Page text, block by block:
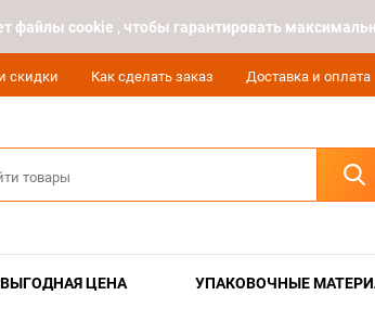
файлы cookie , чтобы гарантировать
скидки Как сделать заказ Доставка и оплата
ВЫГОДНАЯ ЦЕНА УПАКОВОЧНЫЕ